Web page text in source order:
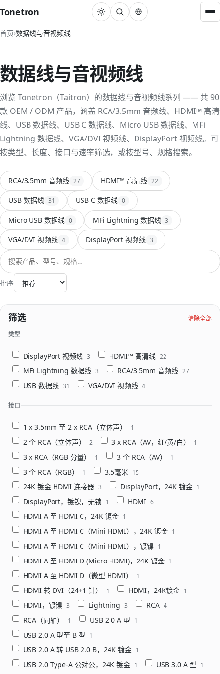
Tonetron
数据线与音视频线
HDMI™ 高清线
USB 数据线
DisplayPort 视频线 3
RCA/3.5mm 音频线
MFi Lightning 数据线
VGA/DVI 视频线
转换器
单口转换器
扩展坞/集线器
OEM/ODM
信息
关于我们
联系我们
首页 数据线与音视频线
数据线与音视频线
浏览 Tonetron（Taitron）的数据线与音视频线系列 —— 共 90
款 OEM / ODM 产品，涵盖 RCA/3.5mm 音频线、HDMI™ 高清
线、USB 数据线、USB C 数据线、Micro USB 数据线、MFi
Lightning 数据线、VGA/DVI 视频线、DisplayPort 视频线。可
按类型、长度、接口与速率筛选，或按型号、规格搜索。
RCA/3.5mm 音频线 27 HDMI™ 高清线 22
USB 数据线 31 USB C 数据线 0
Micro USB 数据线 0 MFi Lightning 数据线 3
VGA/DVI 视频线 4 DisplayPort 视频线 3
搜索
排序
筛选
清除全部
类型
DisplayPort 视频线 3 HDMI™ 高清线 22
MFi Lightning 数据线 3 RCA/3.5mm 音频线 27
USB 数据线 31 VGA/DVI 视频线 4
接口
1 x 3.5mm 至 2 x RCA（立体声） 1
2 个 RCA（立体声） 2 3 x RCA（AV，红/黄/白） 1
3 x RCA（RGB 分量） 1 3 个 RCA（AV） 1
3 个 RCA（RGB） 1 3.5毫米 15
24K 镀金 HDMI 连接器 3 DisplayPort，24K 镀金 1
DisplayPort，镀镍，无锁 1 HDMI 6
HDMI A 至 HDMI C，24K 镀金 1
HDMI A 至 HDMI C（Mini HDMI），24K 镀金 1
HDMI A 至 HDMI C（Mini HDMI），镀镍 1
HDMI A 至 HDMI D (Micro HDMI)，24K 镀金 1
HDMI A 至 HDMI D（微型 HDMI） 1
HDMI 转 DVI（24+1 针） 1 HDMI，24K镀金 1
HDMI，镀镍 3 Lightning 3 RCA 4
RCA（同轴） 1 USB 2.0 A 型 1
USB 2.0 A 型至 B 型 1
USB 2.0 A 转 USB 2.0 B，24K 镀金 1
USB 2.0 Type-A 公对公，24K 镀金 1 USB 3.0 A 型 1